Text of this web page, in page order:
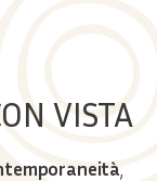
VISTA